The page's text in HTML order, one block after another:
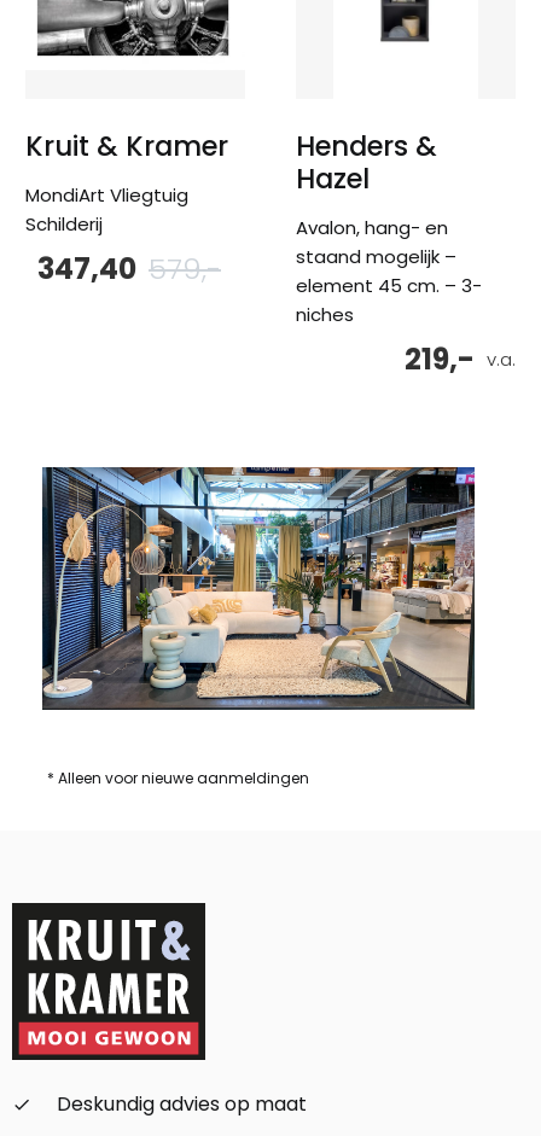
Kruit & Kramer
MondiArt Vliegtuig
Schilderij
579,- Oorspronkelijke
347,40 Huidige
347,40.
Henders &
Hazel
Avalon, hang- en
staand mogelijk –
element 45 cm. – 3-
niches
v.a.
219,-
* Alleen voor nieuwe aanmeldingen
check_small
Deskundig advies op maat